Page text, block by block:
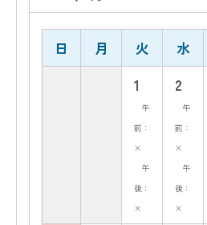
日 月 火 水
1
午
前：
×
午
後：
×
2
午
前：
×
午
後：
×